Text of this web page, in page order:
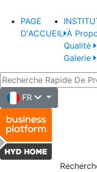
PAGE
D'ACCUEIL À
Qualité
Galerie
FR